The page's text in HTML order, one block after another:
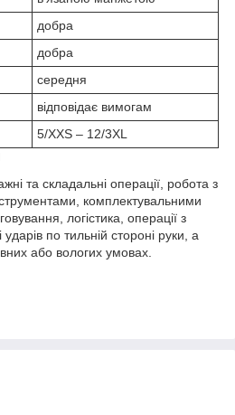
добра
добра
середня
відповідає вимогам
5/XXS – 12/3XL
та складальні операції, робота з
комплектувальними
логістика, операції з
ударів по тильній стороні руки, а
або вологих умовах.